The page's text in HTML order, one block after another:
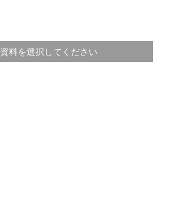
資料を選択してください